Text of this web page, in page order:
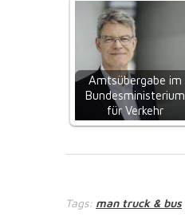
Amtsübergabe im
Bundesministerium
für Verkehr
Tags: man truck & bus